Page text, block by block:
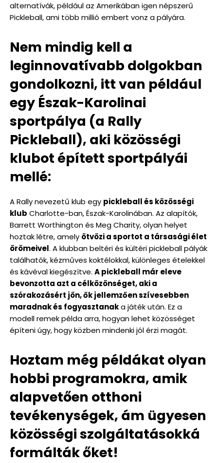
alternatívák, például az Amerikában igen népszerű
Pickleball, ami több millió embert vonz a pályára.
Nem mindig kell a
leginnovatívabb dolgokban
gondolkozni, itt van például
egy Észak-Karolinai
sportpálya (a Rally
Pickleball), aki közösségi
klubot épített sportpályái
mellé:
A Rally nevezetű klub egy pickleball és közösségi
klub Charlotte-ban, Észak-Karolinában. Az alapítók,
Barrett Worthington és Meg Charity, olyan helyet
hoztak létre, amely ötvözi a sportot a társasági élet
örömeivel. A klubban beltéri és kültéri pickleball pályák
találhatók, kézműves koktélokkal, különleges ételekkel
és kávéval kiegészítve. A pickleball már eleve
bevonzotta azt a célközönséget, aki a
szórakozásért jön, ők jellemzően szívesebben
maradnak és fogyasztanaka játék után. Ez a
modell remek példa arra, hogyan lehet közösséget
építeni úgy, hogy közben mindenki jól érzi magát.
Hoztam még példákat olyan
hobbi programokra, amik
alapvetően otthoni
tevékenységek, ám ügyesen
közösségi szolgáltatásokká
formálták őket!